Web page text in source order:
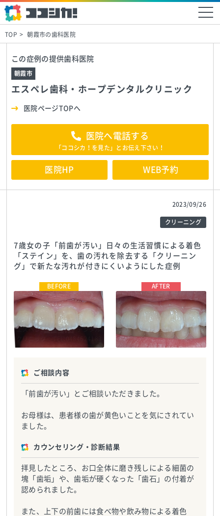
TOP 朝霞市の歯科医院
この症例の提供歯科医院
エスペレ歯科・ホープデンタルクリニック
朝霞市
医院ページTOPへ
医院へ電話する
「ココシカ！を見た」とお伝え下さい！
医院HP WEB予約
クリーニング
2023/09/26
7歳女の子「前歯が汚い」日々の生活習慣による着色
「ステイン」を、歯の汚れを除去する「クリーニン
グ」で新たな汚れが付きにくいようにした症例
エスペレ歯科・ホープデンタル
クリニック
TEL:0484624183
エスペレ歯科・ホープデンタル
クリニック
TEL:0484624183
ご相談内容
「前歯が汚い」とご相談いただきました。
お母様は、患者様の歯が黄色いことを気にされてい
ました。
カウンセリング・診断結果
拝見したところ、お口全体に磨き残しによる細菌の
塊「歯垢」や、歯垢が硬くなった「歯石」の付着が
認められました。
また、上下の前歯には食べ物や飲み物による着色